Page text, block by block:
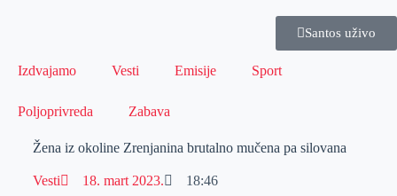
Santos uživo
Izdvajamo Vesti Emisije Sport
Poljoprivreda Zabava
Žena iz okoline Zrenjanina brutalno mučena pa silovana
Vesti 18. mart 2023. 18:46